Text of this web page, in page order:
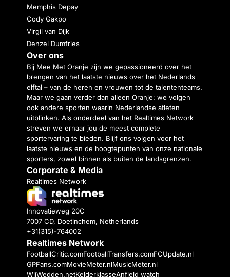
Memphis Depay
Cody Gakpo
Virgil van Dijk
Denzel Dumfries
Over ons
Bij Mee Met Oranje zijn we gepassioneerd over het
brengen van het laatste nieuws over het Nederlands
elftal – van de heren en vrouwen tot de talententeams.
Maar we gaan verder dan alleen Oranje: we volgen
ook andere sporten waarin Nederlandse atleten
uitblinken. Als onderdeel van het Realtimes Network
streven we ernaar jou de meest complete
sportervaring te bieden. Blijf ons volgen voor het
laatste nieuws en de hoogtepunten van onze nationale
sporters, zowel binnen als buiten de landsgrenzen.
Corporate & Media
Realtimes Network
Innovatieweg 20C
7007 CD, Doetinchem, Netherlands
+31(315)-764002
Realtimes Network
FootballCritic.comFootballTransfers.comFCUpdate.nl
GPFans.comMovieMeter.nlMusicMeter.nl
WijWedden.netKelderklasseAnfield watch